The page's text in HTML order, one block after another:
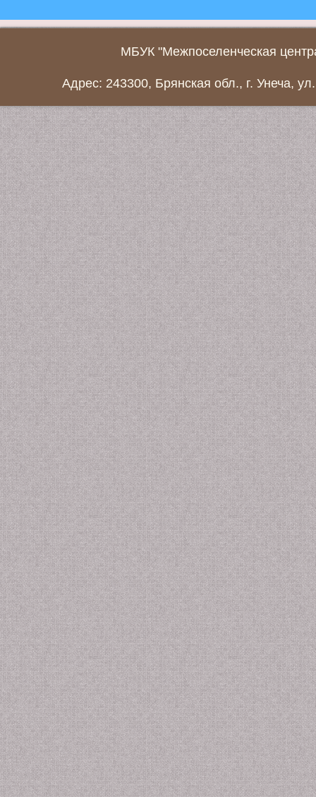
МБУК "Межпоселенческая
Адрес: 243300, Брянская обл., г. Унеча,